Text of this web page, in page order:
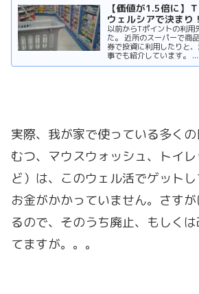
【価値が1.5倍に】
ウェルシアで決まり！
以前からTポイントの利用
た。 近所のスーパーで商
券で投資に利用したりと
事でも紹介しています。
実際、我が家で使っている多く
むつ、マウスウォッシュ、トイ
ど）は、このウェル活でゲット
お金がかかっていません。さす
るので、そのうち廃止、もしく
てますが。。。